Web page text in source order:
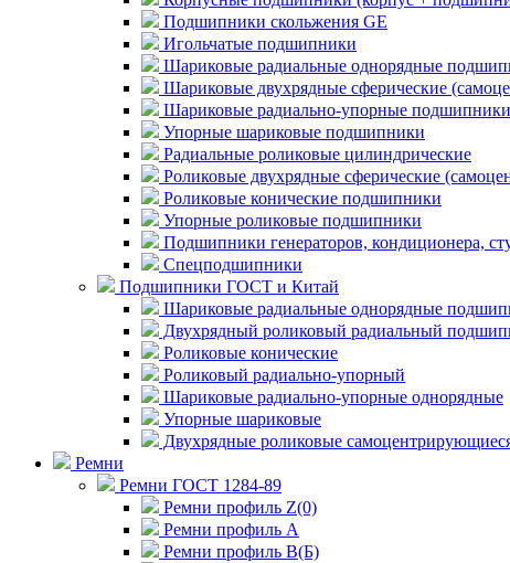
Подшипники скольжения GE
Игольчатые подшипники
Шариковые радиальные однорядные
Шариковые двухрядные сферические
Шариковые радиально-упорные подшипники
Упорные шариковые подшипники
Радиальные роликовые цилиндрические
Роликовые двухрядные сферические
Роликовые конические подшипники
Упорные роликовые подшипники
Подшипники генераторов, кондиционера,
Спецподшипники
Подшипники ГОСТ и Китай
Шариковые радиальные однорядные
Двухрядный роликовый радиальный
Роликовые конические
Роликовый радиально-упорный
Шариковые радиально-упорные однорядные
Упорные шариковые
Двухрядные роликовые
Ремни
Ремни ГОСТ 1284-89
Ремни профиль Z(0)
Ремни профиль А
Ремни профиль В(Б)